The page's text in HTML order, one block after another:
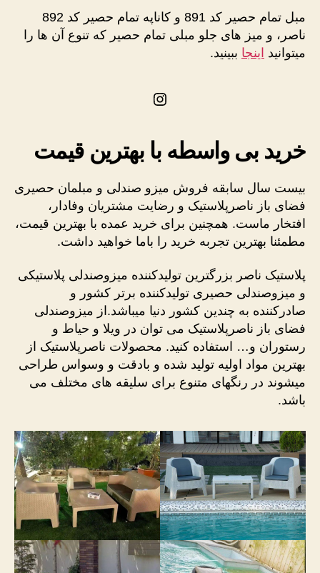
مبل تمام حصیر کد 891 و کاناپه تمام حصیر کد 892
ناصر، و میز های جلو مبلی تمام حصیر که تنوع آن ها را
میتوانید اینجا ببینید.
اینستاگرم
خرید بی واسطه با بهترین قیمت
بیست سال سابقه فروش میزو صندلی و مبلمان حصیری
فضای باز ناصرپلاستیک و رضایت مشتریان وفادار،
افتخار ماست. همچنین برای خرید عمده با بهترین قیمت،
مطمئنا بهترین تجربه خرید را باما خواهید داشت.
پلاستیک ناصر بزرگترین تولیدکننده میزوصندلی پلاستیکی
و میزوصندلی حصیری تولیدکننده برتر کشور و
صادرکننده به چندین کشور دنیا میباشد.از میزوصندلی
فضای باز ناصرپلاستیک می توان در ویلا و حیاط و
رستوران و… استفاده کنید. محصولات ناصرپلاستیک از
بهترین مواد اولیه تولید شده و بادقت و وسواس طراحی
میشوند در رنگهای متنوع برای سلیقه های مختلف می
باشد.